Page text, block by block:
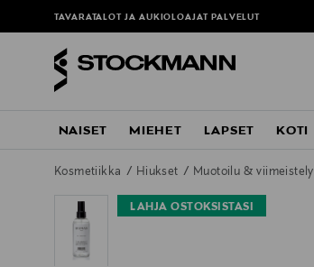
TAVARATALOT JA AUKIOLOAJAT PALVELUT
NAISET MIEHET LAPSET KOTI
Kosmetiikka Hiukset Muotoilu & viimeistely
LAHJA OSTOKSISTASI